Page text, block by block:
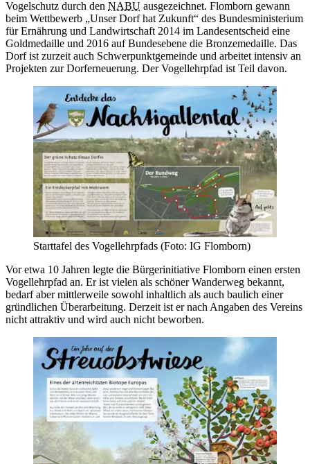
Vogelschutz durch den NABU ausgezeichnet. Flomborn gewann
beim Wettbewerb „Unser Dorf hat Zukunft“ des Bundesministerium
für Ernährung und Landwirtschaft 2014 im Landesentscheid eine
Goldmedaille und 2016 auf Bundesebene die Bronzemedaille. Das
Dorf ist zurzeit auch Schwerpunktgemeinde und arbeitet intensiv an
Projekten zur Dorferneuerung. Der Vogellehrpfad ist Teil davon.
Starttafel des Vogellehrpfads (Foto: IG Flomborn)
Vor etwa 10 Jahren legte die Bürgerinitiative Flomborn einen ersten
Vogellehrpfad an. Er ist vielen als schöner Wanderweg bekannt,
bedarf aber mittlerweile sowohl inhaltlich als auch baulich einer
gründlichen Überarbeitung. Derzeit ist er nach Angaben des Vereins
nicht attraktiv und wird auch nicht beworben.